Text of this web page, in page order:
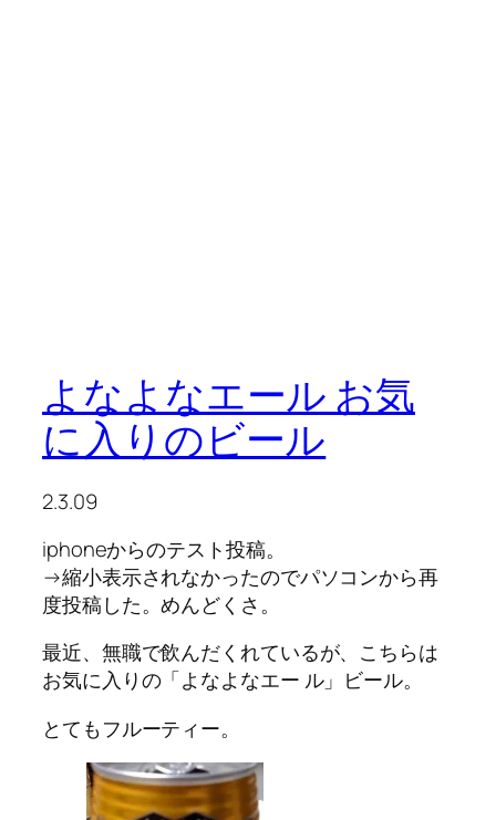
よなよなエール お気
に入りのビール
2.3.09
iphoneからのテスト投稿。
→縮小表示されなかったのでパソコンから再
度投稿した。めんどくさ。
最近、無職で飲んだくれているが、こちらは
お気に入りの「よなよなエー ル」ビール。
とてもフルーティー。